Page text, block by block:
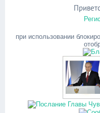
при использовании